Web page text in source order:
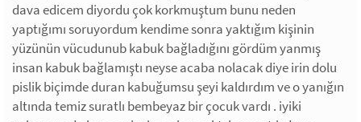
dava edicem diyordu çok korkmuştum bunu neden
yaptığımı soruyordum kendime sonra yaktığım kişinin
yüzünün vücudunub kabuk bağladığını gördüm yanmış
insan kabuk bağlamıştı neyse acaba nolacak diye irin dolu
pislik biçimde duran kabuğumsu şeyi kaldırdım ve o yanığın
altında temiz suratlı bembeyaz bir çocuk vardı . iyiki